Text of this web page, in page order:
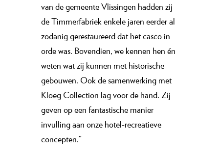
van de gemeente Vlissingen hadden zij
de Timmerfabriek enkele jaren eerder al
zodanig gerestaureerd dat het casco in
orde was. Bovendien, we kennen hen én
weten wat zij kunnen met historische
gebouwen. Ook de samenwerking met
Kloeg Collection lag voor de hand. Zij
geven op een fantastische manier
invulling aan onze hotel-recreatieve
concepten.”